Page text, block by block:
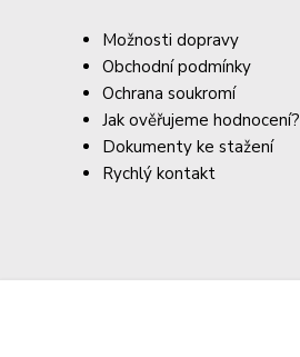
Možnosti dopravy
Obchodní podmínky
Ochrana soukromí
Jak ověřujeme hodnocení?
Dokumenty ke stažení
Rychlý kontakt